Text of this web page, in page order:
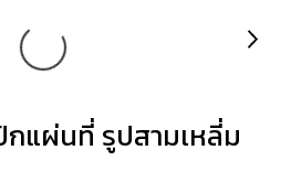
กแผ่นที่ รูปสามเหลี่ม